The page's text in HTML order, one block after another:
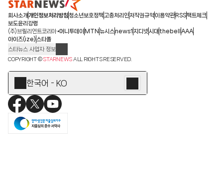
STARPOLL
회사소개 개인정보처리방침청소년보호정책 고충처리인저작권규약이용약관 RSS팩트체크
보도윤리강령
(주)브릴리언트코리아 머니투데이 MTN 뉴시스news1 지디넷시대 thebell AAA
아이즈(ize) 스타폴
스타뉴스 사업자 정보
주소: 서울시 종로구 청계천로 11(서린동, 청계한국빌딩)
청소년 보호책임자: 문완식
등록번호:서울 아01055
등록일:2009.12.10
제호:스타뉴스
발행일:2009.12.10
전화번호: 02-767-6843ㆍ02-724-0985
COPYRIGHT ©STARNEWSALL RIGHTS RESERVED.
한국어 - KO